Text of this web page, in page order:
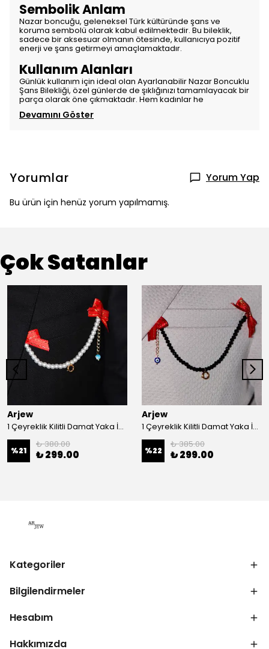
Sembolik Anlam
Nazar boncuğu, geleneksel Türk kültüründe şans ve
koruma sembolü olarak kabul edilmektedir. Bu bileklik,
sadece bir aksesuar olmanın ötesinde, kullanıcıya pozitif
enerji ve şans getirmeyi amaçlamaktadır.
Kullanım Alanları
Günlük kullanım için ideal olan Ayarlanabilir Nazar Boncuklu
Şans Bilekliği, özel günlerde de şıklığınızı tamamlayacak bir
parça olarak öne çıkmaktadır. Hem kadınlar he
Devamını Göster
Yorumlar Yorum Yap
Bu ürün için henüz yorum yapılmamış.
Çok Satanlar
Arjew
1 Çeyreklik Kilitli Damat Yaka İğnesi
%21
₺ 380.00
₺ 299.00
Arjew
1 Çeyreklik Kilitli Damat Yaka İğnesi
%22
₺ 385.00
₺ 299.00
Kategoriler
Bilgilendirmeler
Hesabım
Hakkımızda